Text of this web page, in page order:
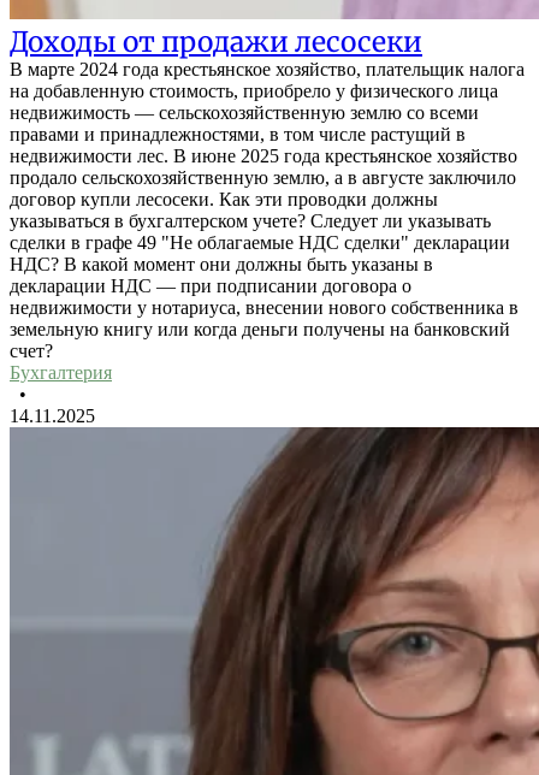
Доходы от продажи лесосеки
В марте 2024 года крестьянское хозяйство, плательщик налога
на добавленную стоимость, приобрело у физического лица
недвижимость — сельскохозяйственную землю со всеми
правами и принадлежностями, в том числе растущий в
недвижимости лес. В июне 2025 года крестьянское хозяйство
продало сельскохозяйственную землю, а в августе заключило
договор купли лесосеки. Как эти проводки должны
указываться в бухгалтерском учете? Следует ли указывать
сделки в графе 49 "Не облагаемые НДС сделки" декларации
НДС? В какой момент они должны быть указаны в
декларации НДС — при подписании договора о
недвижимости у нотариуса, внесении нового собственника в
земельную книгу или когда деньги получены на банковский
счет?
Бухгалтерия
•
14.11.2025